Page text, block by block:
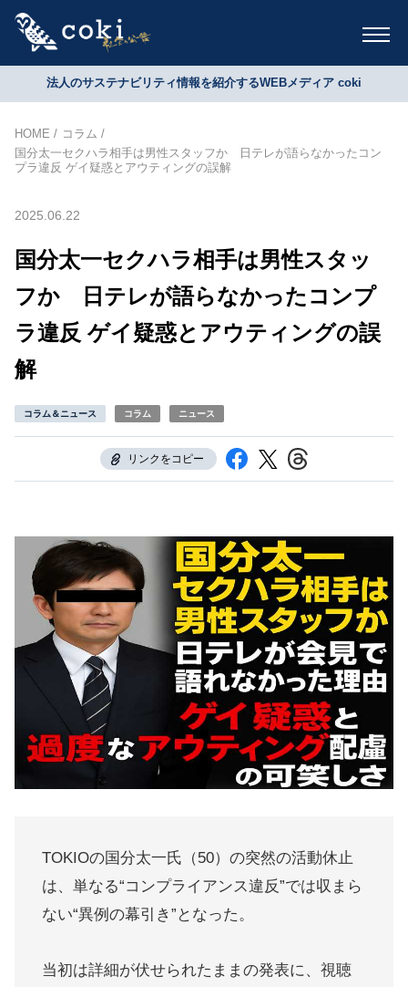
法人のサステナビリティ情報を紹介するWEBメディア coki
HOME
コラム
国分太一セクハラ相手は男性スタッフか 日テレが語らなかったコン
プラ違反 ゲイ疑惑とアウティングの誤解
2025.06.22
国分太一セクハラ相手は男性スタッ
フか 日テレが語らなかったコンプ
ラ違反 ゲイ疑惑とアウティングの誤
解
コラム＆ニュース コラム ニュース
リンクをコピー
TOKIOの国分太一氏（50）の突然の活動休止
は、単なる“コンプライアンス違反”では収まら
ない“異例の幕引き”となった。
当初は詳細が伏せられたままの発表に、視聴